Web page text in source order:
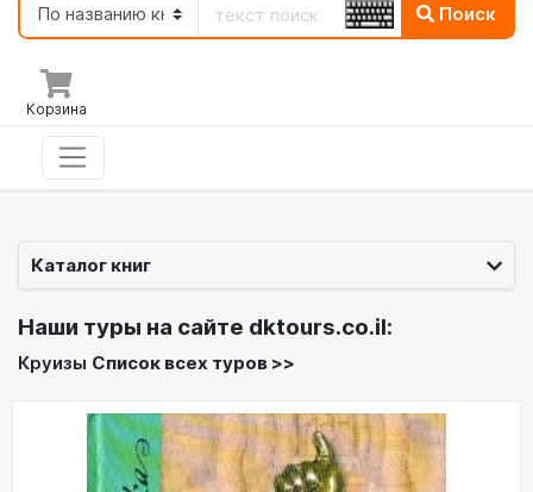
Поиск
Корзина
Каталог книг
Наши туры на сайте dktours.co.il:
Круизы Список всех туров >>